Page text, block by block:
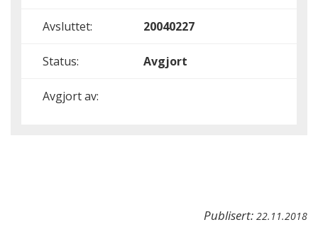
Avsluttet: 20040227
Status: Avgjort
Avgjort av:
Publisert: 22.11.2018